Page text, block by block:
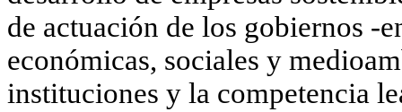
de actuación de los gobiernos -
económicas, sociales y
instituciones y la competencia